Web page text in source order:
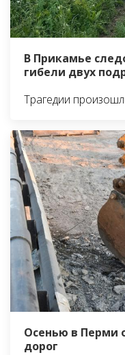
В Прикамье
гибели двух
Трагедии
Осенью в Перми
дорог